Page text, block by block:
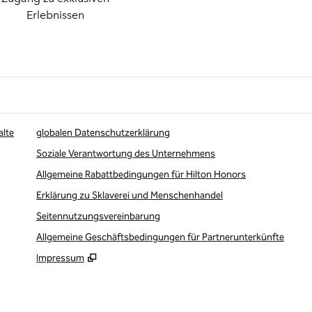
Erlebnissen
globalen Datenschutzerklärung
Soziale Verantwortung des Unternehmens
Allgemeine Rabattbedingungen für Hilton Honors
Erklärung zu Sklaverei und Menschenhandel
Seitennutzungsvereinbarung
Allgemeine Geschäftsbedingungen für Partnerunterkünfte
Impressum